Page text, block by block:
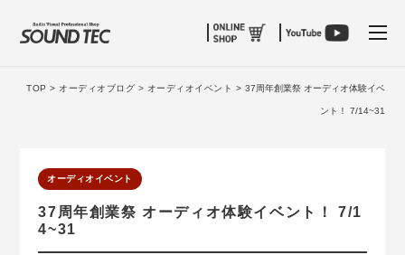
TOP > オーディオブログ > オーディオイベント > 37周年創業祭 オーディオ体験イベ
ント！ 7/14~31
オーディオイベント
37周年創業祭 オーディオ体験イベント！ 7/1
4~31